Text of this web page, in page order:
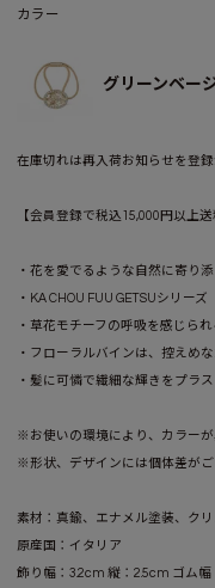
カラー
グリーンベー
在庫切れは再入荷お知らせを登
【会員登録で税込15,000円以上送
・花を愛でるような自然に寄り
・KA CHOU FUU GETSUシリーズ
・草花モチーフの呼吸を感じら
・フローラルバインは、控えめ
・髪に可憐で繊細な輝きをプラ
※お使いの環境により、カラーが
※形状、デザインには個体差がご
素材：真鍮、エナメル塗装、ク
原産国：イタリア
飾り幅：3.2cm 縦：2.5cm ゴム